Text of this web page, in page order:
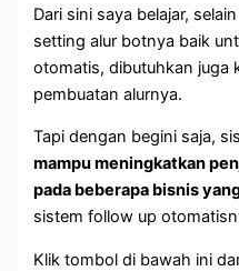
Dari sini saya belajar,
setting alur botnya baik
otomatis, dibutuhkan juga
pembuatan alurnya.
Tapi dengan begini saja,
mampu meningkatkan
pada beberapa bisnis
sistem follow up
Klik tombol di bawah ini